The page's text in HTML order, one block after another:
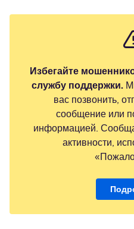
Избегайте
службу поддержки.
вас позвонить,
сообщение или
информацией.
активности,